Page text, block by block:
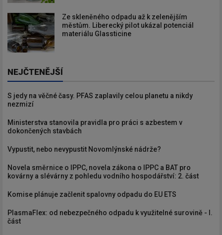
Ze skleněného odpadu až k zelenějším
městům. Liberecký pilot ukázal potenciál
materiálu Glassticine
NEJČTENĚJŠÍ
S jedy na věčné časy. PFAS zaplavily celou planetu a nikdy
nezmizí
Ministerstva stanovila pravidla pro práci s azbestem v
dokončených stavbách
Vypustit, nebo nevypustit Novomlýnské nádrže?
Novela směrnice o IPPC, novela zákona o IPPC a BAT pro
kovárny a slévárny z pohledu vodního hospodářství: 2. část
Komise plánuje začlenit spalovny odpadu do EU ETS
PlasmaFlex: od nebezpečného odpadu k využitelné surovině - I.
část